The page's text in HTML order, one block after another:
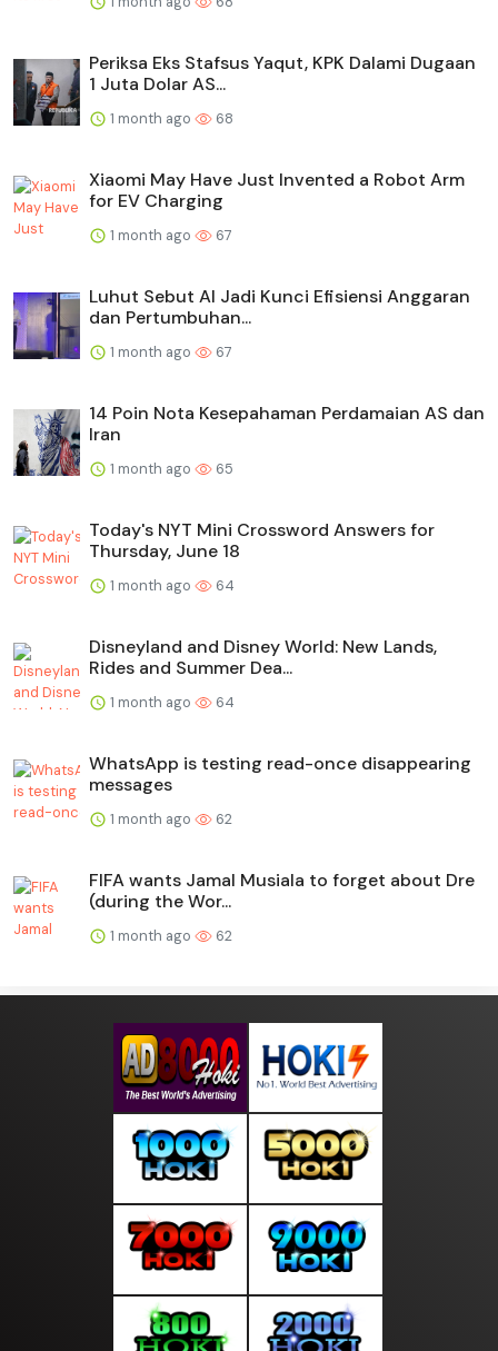
Periksa Eks Stafsus Yaqut, KPK Dalami Dugaan
1 Juta Dolar AS...
1 month ago 68
Xiaomi May Have Just Invented a Robot Arm
for EV Charging
1 month ago 67
Luhut Sebut AI Jadi Kunci Efisiensi Anggaran
dan Pertumbuhan...
1 month ago 67
14 Poin Nota Kesepahaman Perdamaian AS dan
Iran
1 month ago 65
Today's NYT Mini Crossword Answers for
Thursday, June 18
1 month ago 64
Disneyland and Disney World: New Lands,
Rides and Summer Dea...
1 month ago 64
WhatsApp is testing read-once disappearing
messages
1 month ago 62
FIFA wants Jamal Musiala to forget about Dre
(during the Wor...
1 month ago 62